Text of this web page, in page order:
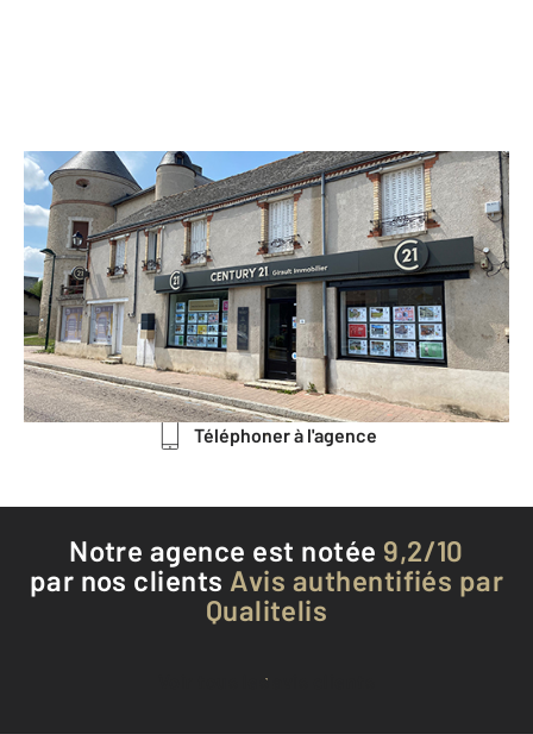
CENTURY 21 Girault Immobilier
10 Place du Souvenir OUZOUER-LE-
MARCHE
BEAUCE LA ROMAINE - 41240
Envoyer un message
Téléphoner à l'agence
Notre agence est notée 9,2/10
par nos clients Avis authentifiés par
Qualitelis
Voir tous les avis clients